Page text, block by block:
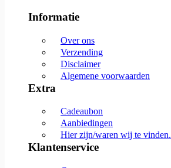
Informatie
Over ons
Verzending
Disclaimer
Algemene voorwaarden
Extra
Cadeaubon
Aanbiedingen
Hier zijn/waren wij te vinden.
Klantenservice